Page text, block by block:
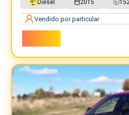
Diésel 2015
Vendido por particular